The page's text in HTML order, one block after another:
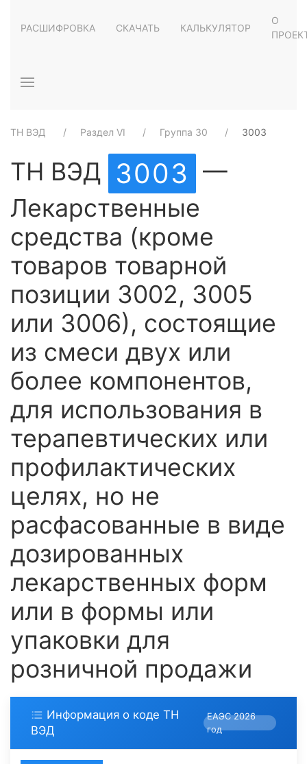
РАСШИФРОВКА СКАЧАТЬ КАЛЬКУЛЯТОР
О
ТН ВЭД Раздел VI Группа 30 3003
ТН ВЭД 3003 —
Лекарственные
средства (кроме
товаров товарной
позиции 3002, 3005
или 3006), состоящие
из смеси двух или
более компонентов,
для использования в
терапевтических или
профилактических
целях, но не
расфасованные в виде
дозированных
лекарственных форм
или в формы или
упаковки для
розничной продажи
Информация о коде ТН
ВЭД
ЕАЭС 2026
год